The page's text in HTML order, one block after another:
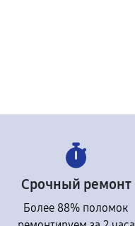
Срочный ремонт
Более 88% поломок